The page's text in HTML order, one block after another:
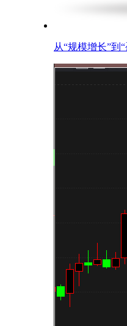
从“规模增长”到“